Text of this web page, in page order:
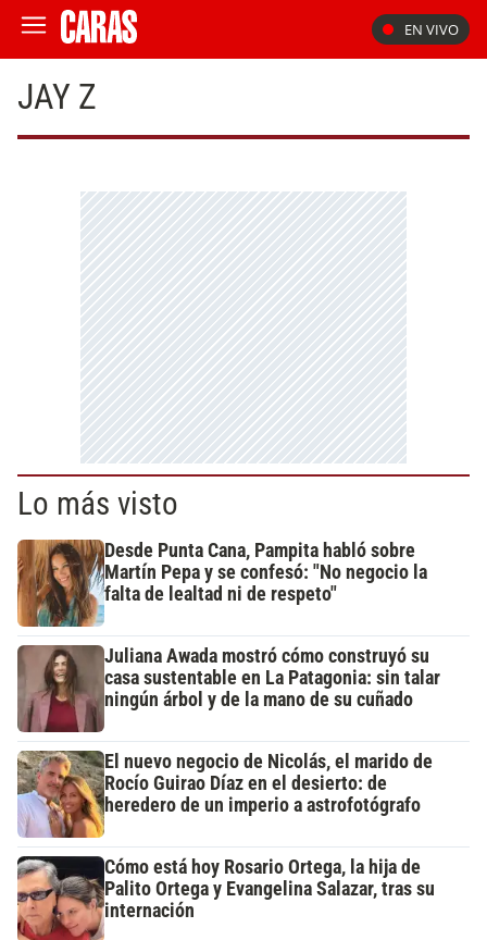
EN VIVO
JAY Z
Lo más visto
Desde Punta Cana, Pampita habló sobre
Martín Pepa y se confesó: "No negocio la
falta de lealtad ni de respeto"
Juliana Awada mostró cómo construyó su
casa sustentable en La Patagonia: sin talar
ningún árbol y de la mano de su cuñado
El nuevo negocio de Nicolás, el marido de
Rocío Guirao Díaz en el desierto: de
heredero de un imperio a astrofotógrafo
Cómo está hoy Rosario Ortega, la hija de
Palito Ortega y Evangelina Salazar, tras su
internación